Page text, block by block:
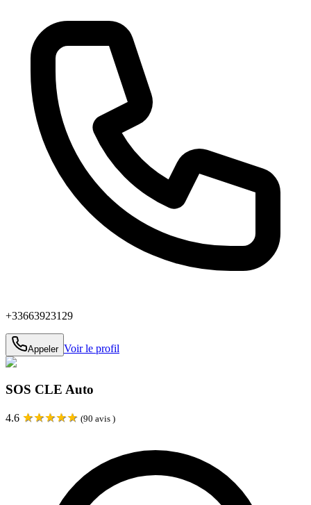
+33663923129
Appeler Voir le profil
SOS CLE Auto
4.6 ★★★★★ (90 avis )